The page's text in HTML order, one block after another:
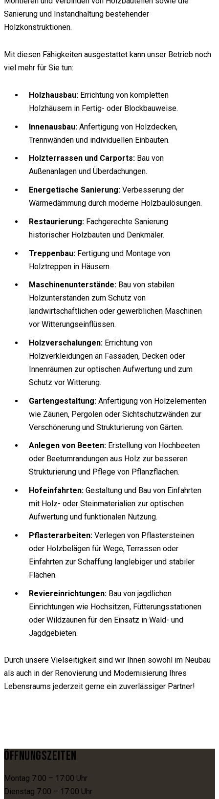
Sanierung und Instandhaltung bestehender
Holzkonstruktionen.
Mit diesen Fähigkeiten ausgestattet kann unser Betrieb noch
viel mehr für Sie tun:
Holzhausbau:Errichtung von kompletten
Holzhäusern in Fertig- oder Blockbauweise.
Innenausbau:Anfertigung von Holzdecken,
Trennwänden und individuellen Einbauten.
Holzterrassen und Carports:Bau von
Außenanlagen und Überdachungen.
Energetische Sanierung:Verbesserung der
Wärmedämmung durch moderne Holzbaulösungen.
Restaurierung:Fachgerechte Sanierung
historischer Holzbauten und Denkmäler.
Treppenbau:Fertigung und Montage von
Holztreppen in Häusern.
Maschinenunterstände:Bau von stabilen
Holzunterständen zum Schutz von
landwirtschaftlichen oder gewerblichen Maschinen
vor Witterungseinflüssen.
Holzverschalungen:Errichtung von
Holzverkleidungen an Fassaden, Decken oder
Innenräumen zur optischen Aufwertung und zum
Schutz vor Witterung.
Gartengestaltung:Anfertigung von Holzelementen
wie Zäunen, Pergolen oder Sichtschutzwänden zur
Verschönerung und Strukturierung von Gärten.
Anlegen von Beeten:Erstellung von Hochbeeten
oder Beetumrandungen aus Holz zur besseren
Strukturierung und Pflege von Pflanzflächen.
Hofeinfahrten:Gestaltung und Bau von Einfahrten
mit Holz- oder Steinmaterialien zur optischen
Aufwertung und funktionalen Nutzung.
Pflasterarbeiten:Verlegen von Pflastersteinen
oder Holzbelägen für Wege, Terrassen oder
Einfahrten zur Schaffung langlebiger und stabiler
Flächen.
Reviereinrichtungen:Bau von jagdlichen
Einrichtungen wie Hochsitzen, Fütterungsstationen
oder Wildzäunen für den Einsatz in Wald- und
Jagdgebieten.
Durch unsere Vielseitigkeit sind wir Ihnen sowohl im Neubau
als auch in der Renovierung und Modernisierung Ihres
Lebensraums jederzeit gerne ein zuverlässiger Partner!
ÖFFNUNGSZEITEN
Montag 7:00 – 17:00 Uhr
Dienstag 7:00 – 17:00 Uhr